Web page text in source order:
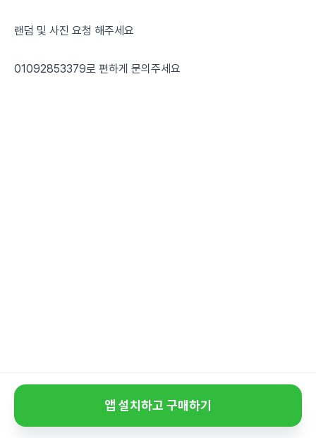
랜덤 및 사진 요청 해주세요
01092853379로 편하게 문의주세요
앱 설치하고 구매하기